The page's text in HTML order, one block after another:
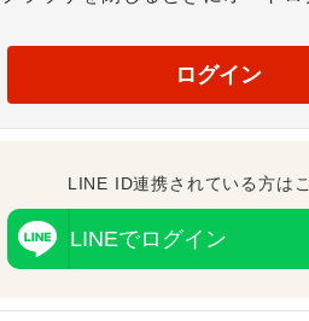
ログイン
LINE ID連携されている方は
LINEでログイン